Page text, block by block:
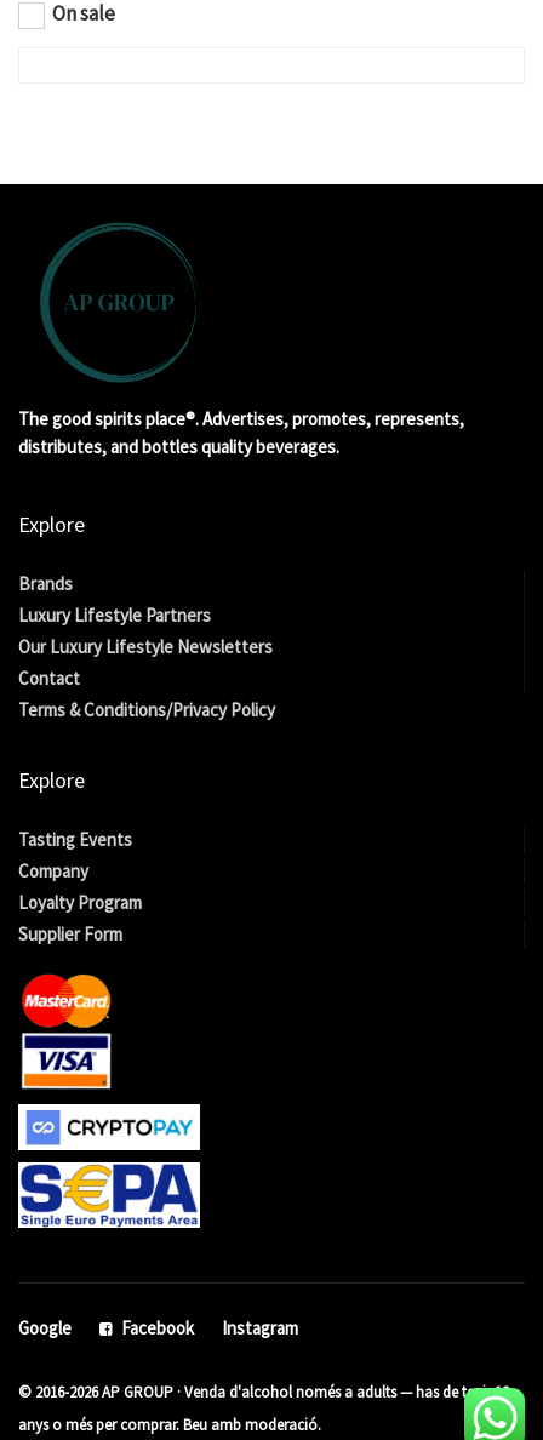
On sale
The good spirits place®. Advertises, promotes, represents,
distributes, and bottles quality beverages.
Explore
Brands
Luxury Lifestyle Partners
Our Luxury Lifestyle Newsletters
Contact
Terms & Conditions/Privacy Policy
Explore
Tasting Events
Company
Loyalty Program
Supplier Form
Google Facebook Instagram
© 2016-2026 AP GROUP · Venda d'alcohol només a adults — has de tenir 18
anys o més per comprar. Beu amb moderació.